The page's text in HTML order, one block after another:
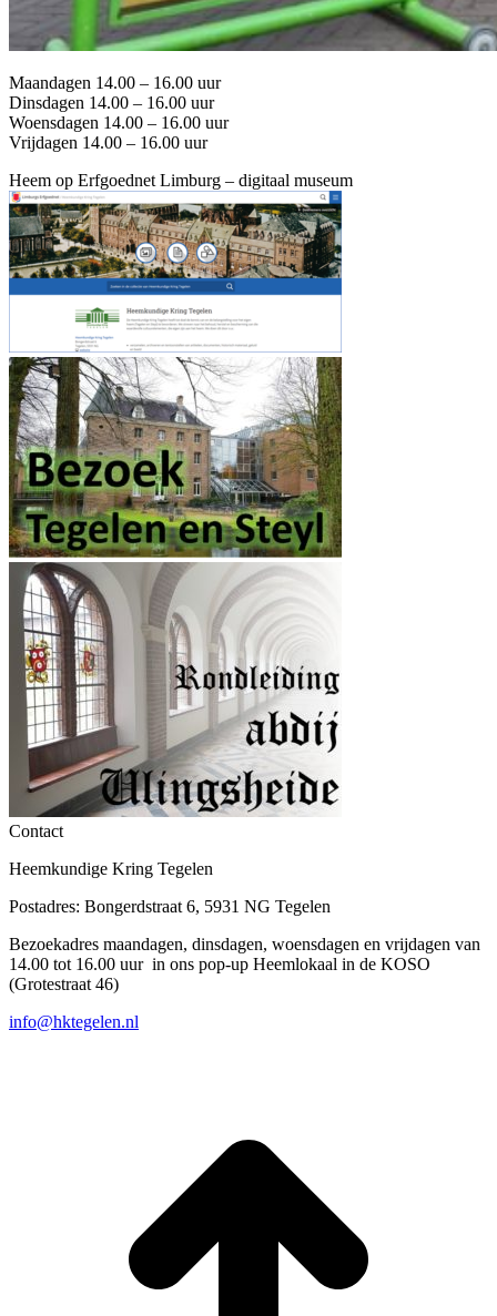
Maandagen 14.00 – 16.00 uur
Dinsdagen 14.00 – 16.00 uur
Woensdagen 14.00 – 16.00 uur
Vrijdagen 14.00 – 16.00 uur
Heem op Erfgoednet Limburg – digitaal museum
Contact
Heemkundige Kring Tegelen
Postadres: Bongerdstraat 6, 5931 NG Tegelen
Bezoekadres maandagen, dinsdagen, woensdagen en vrijdagen van
14.00 tot 16.00 uur in ons pop-up Heemlokaal in de KOSO
(Grotestraat 46)
info@hktegelen.nl